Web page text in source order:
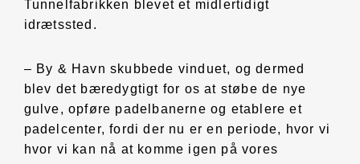
Tunnelfabrikken blevet et midlertidigt
idrætssted.
– By & Havn skubbede vinduet, og dermed
blev det bæredygtigt for os at støbe de nye
gulve, opføre padelbanerne og etablere et
padelcenter, fordi der nu er en periode, hvor vi
hvor vi kan nå at komme igen på vores